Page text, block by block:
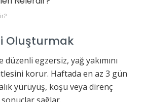
Oluşturmak
egzersiz, yağ yakımını
korur. Haftada en az 3 gün
yürüyüş, koşu veya direnç